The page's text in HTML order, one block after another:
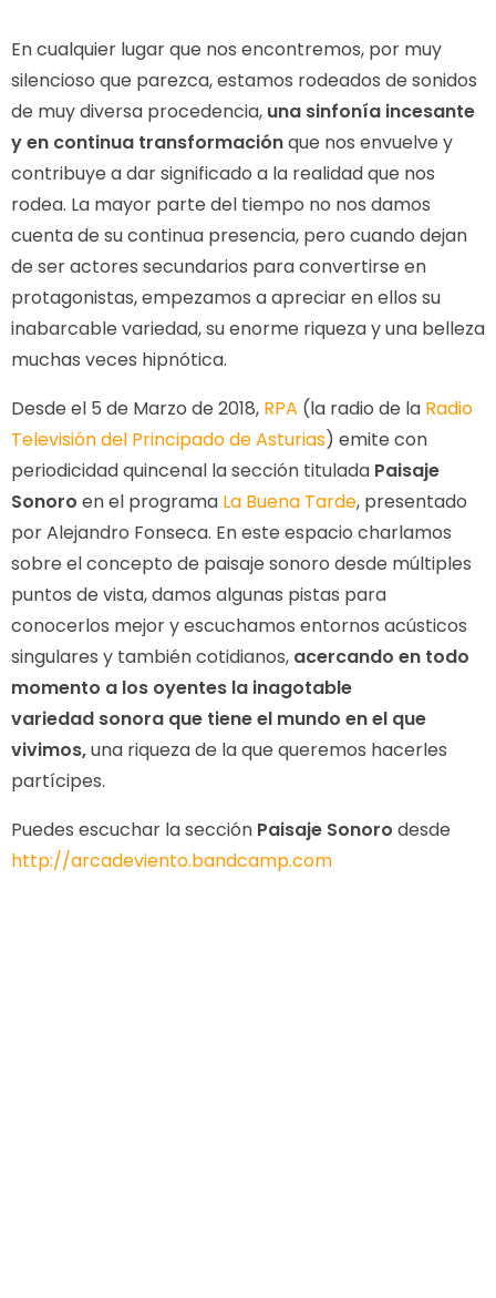
En cualquier lugar que nos encontremos, por muy
silencioso que parezca, estamos rodeados de sonidos
de muy diversa procedencia, una sinfonía incesante
y en continua transformaciónque nos envuelve y
contribuye a dar significado a la realidad que nos
rodea. La mayor parte del tiempo no nos damos
cuenta de su continua presencia, pero cuando dejan
de ser actores secundarios para convertirse en
protagonistas, empezamos a apreciar en ellos su
inabarcable variedad, su enorme riqueza y una belleza
muchas veces hipnótica.
Desde el 5 de Marzo de 2018, RPA (la radio de la Radio
Televisión del Principado de Asturias) emite con
periodicidad quincenal la sección titulada Paisaje
Sonoro en el programa La Buena Tarde, presentado
por Alejandro Fonseca. En este espacio charlamos
sobre el concepto de paisaje sonoro desde múltiples
puntos de vista, damos algunas pistas para
conocerlos mejor y escuchamos entornos acústicos
singulares y también cotidianos, acercando en todo
momento a los oyentes la inagotable
variedad sonora que tiene el mundo en el que
vivimos,una riqueza de la que queremos hacerles
partícipes.
Puedes escuchar la sección Paisaje Sonoro desde
http://arcadeviento.bandcamp.com